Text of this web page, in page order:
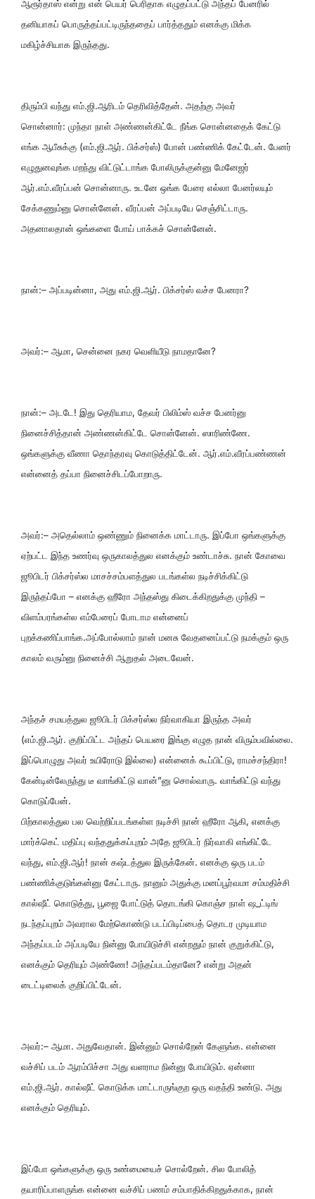
ஆரூர்தாஸ் என்று என் பெயர் பெரிதாக எழுதப்பட்டு அந்தப் பேனரில்
தனியாகப் பொருத்தப்பட்டிருந்ததைப் பார்த்ததும் எனக்கு மிக்க
மகிழ்ச்சியாக இருந்தது.
திரும்பி வந்து எம்.ஜி.ஆரிடம் தெரிவித்தேன். அதற்கு அவர்
சொன்னார்: முந்தா நாள் அண்ணன்கிட்டே நீங்க சொன்னதைக் கேட்டு
எங்க ஆபீசுக்கு (எம்.ஜி.ஆர். பிக்சர்ஸ்) போன் பண்ணிக் கேட்டேன். பேனர்
எழுதுனவுங்க மறந்து விட்டுட்டாங்க போலிருக்குன்னு மேனேஜர்
ஆர்.எம்.வீரப்பன் சொன்னாரு. உடனே ஒங்க பேரை எல்லா பேனர்லயும்
சேக்கணும்னு சொன்னேன். வீரப்பன் அப்படியே செஞ்சிட்டாரு.
அதனாலதான் ஒங்களை போய் பாக்கச் சொன்னேன்.
நான்:– அப்படின்னா, அது எம்.ஜி.ஆர். பிக்சர்ஸ் வச்ச பேனரா?
அவர்:– ஆமா, சென்னை நகர வெளியீடு நாமதானே?
நான்:– அடடே! இது தெரியாம, தேவர் பிலிம்ஸ் வச்ச பேனர்னு
நினைச்சித்தான் அண்ணன்கிட்டே சொன்னேன். ஸாரிண்ணே.
ஒங்களுக்கு வீணா தொந்தரவு கொடுத்திட்டேன். ஆர்.எம்.வீரப்பண்ணன்
என்னைத் தப்பா நினைச்சிடப்போறாரு.
அவர்:– அதெல்லாம் ஒண்ணும் நினைக்க மாட்டாரு. இப்போ ஒங்களுக்கு
ஏற்பட்ட இந்த உணர்வு ஒருகாலத்துல எனக்கும் உண்டாச்சு. நான் கோவை
ஜூபிடர் பிக்சர்ஸ்ல மாசச்சம்பளத்துல படங்கள்ல நடிச்சிக்கிட்டு
இருந்தப்போ – எனக்கு ஹீரோ அந்தஸ்து கிடைக்கிறதுக்கு முந்தி –
விளம்பரங்கள்ல எம்பேரைப் போடாம என்னைப்
புறக்கணிப்பாங்க.அப்போல்லாம் நான் மனசு வேதனைப்பட்டு நமக்கும் ஒரு
காலம் வரும்னு நினைச்சி ஆறுதல் அடைவேன்.
அந்தச் சமயத்துல ஜூபிடர் பிக்சர்ஸ்ல நிர்வாகியா இருந்த அவர்
(எம்.ஜி.ஆர். குறிப்பிட்ட அந்தப் பெயரை இங்கு எழுத நான் விரும்பவில்லை.
இப்பொழுது அவர் உயிரோடு இல்லை) என்னைக் கூப்பிட்டு, ராமச்சந்திரா!
கேன்டின்லேருந்து டீ வாங்கிட்டு வான்”னு சொல்வாரு. வாங்கிட்டு வந்து
கொடுப்பேன்.
பிற்காலத்துல பல வெற்றிப்படங்கள்ள நடிச்சி நான் ஹீரோ ஆகி, எனக்கு
மார்க்கெட் மதிப்பு வந்ததுக்கப்புறம் அதே ஜூபிடர் நிர்வாகி எங்கிட்டே
வந்து, எம்.ஜி.ஆர்! நான் கஷ்டத்துல இருக்கேன். எனக்கு ஒரு படம்
பண்ணிக்குடுங்கன்னு கேட்டாரு. நானும் அதுக்கு மனப்பூர்வமா சம்மதிச்சி
கால்ஷீட் கொடுத்து, பூஜை போட்டுத் தொடங்கி கொஞ்ச நாள் ஷ_ட்டிங்
நடந்தப்புறம் அவரால மேற்கொண்டு படப்பிடிப்பைத் தொடர முடியாம
அந்தப்படம் அப்படியே நின்னு போயிடுச்சி என்றதும் நான் குறுக்கிட்டு,
எனக்கும் தெரியும் அண்ணே! அந்தப்படம்தானே? என்று அதன்
டைட்டிலைக் குறிப்பிட்டேன்.
அவர்:– ஆமா. அதுவேதான். இன்னும் சொல்றேன் கேளுங்க. என்னை
வச்சிப் படம் ஆரம்பிச்சா அது வளராம நின்னு போயிடும். ஏன்னா
எம்.ஜி.ஆர். கால்ஷீட் கொடுக்க மாட்டாருங்குற ஒரு வதந்தி உண்டு. அது
எனக்கும் தெரியும்.
இப்போ ஒங்களுக்கு ஒரு உண்மையைச் சொல்றேன். சில போலித்
தயாரிப்பாளருங்க என்னை வச்சிப் பணம் சம்பாதிக்கிறதுக்காக, நான்